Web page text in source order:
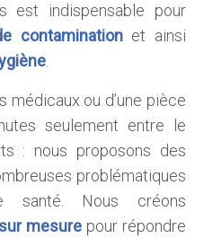
est indispensable pour
contaminationet ainsi
.
médicaux ou d’une pièce
seulement entre le
: nous proposons des
problématiques
santé. Nous créons
mesure pour répondre